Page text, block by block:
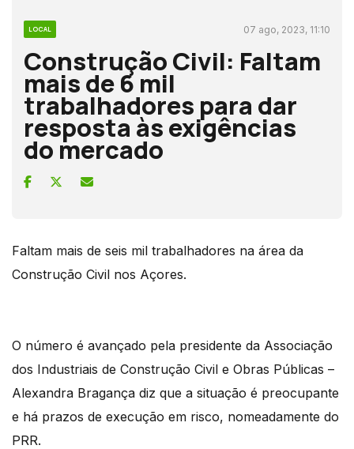
LOCAL 07 ago, 2023, 11:10
Construção Civil: Faltam
mais de 6 mil
trabalhadores para dar
resposta às exigências
do mercado
Faltam mais de seis mil trabalhadores na área da
Construção Civil nos Açores.
O número é avançado pela presidente da Associação
dos Industriais de Construção Civil e Obras Públicas –
Alexandra Bragança diz que a situação é preocupante
e há prazos de execução em risco, nomeadamente do
PRR.